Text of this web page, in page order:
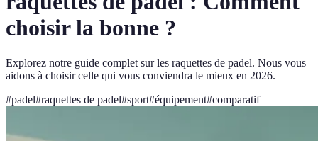
choisir la bonne ?
Explorez notre guide complet sur les raquettes de padel. Nous vous
aidons à choisir celle qui vous conviendra le mieux en 2026.
#padel#raquettes de padel#sport#équipement#comparatif